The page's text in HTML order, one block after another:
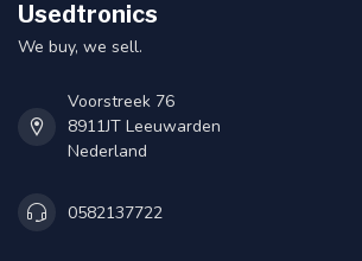
Usedtronics
We buy, we sell.
Voorstreek 76
8911JT Leeuwarden
Nederland
0582137722